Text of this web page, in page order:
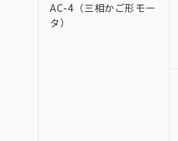
AC-4（三相かご形モー
タ）